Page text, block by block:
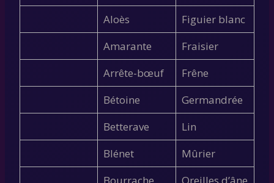
Aloès
Figuier blanc
Amarante
Fraisier
Arrête-bœuf
Frêne
Bétoine
Germandrée
Betterave
Lin
Blénet
Mûrier
Bourrache
Oreilles d’âne